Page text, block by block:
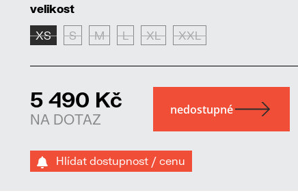
velikost
XS S M L XL XXL
5 490 Kč
NA DOTAZ
Hlídat dostupnost / cenu